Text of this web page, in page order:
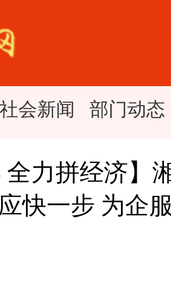
社会新闻 部门动态
全力拼经济】
快一步 为企